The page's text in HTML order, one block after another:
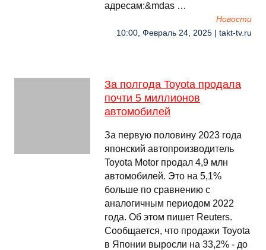
адресам:&mdas …
Новости
10:00, Февраль 24, 2025 | takt-tv.ru
За полгода Toyota продала
почти 5 миллионов
автомобилей
За первую половину 2023 года
японский автопроизводитель
Toyota Motor продал 4,9 млн
автомобилей. Это на 5,1%
больше по сравнению с
аналогичным периодом 2022
года. Об этом пишет Reuters.
Сообщается, что продажи Toyota
в Японии выросли на 33,2% - до